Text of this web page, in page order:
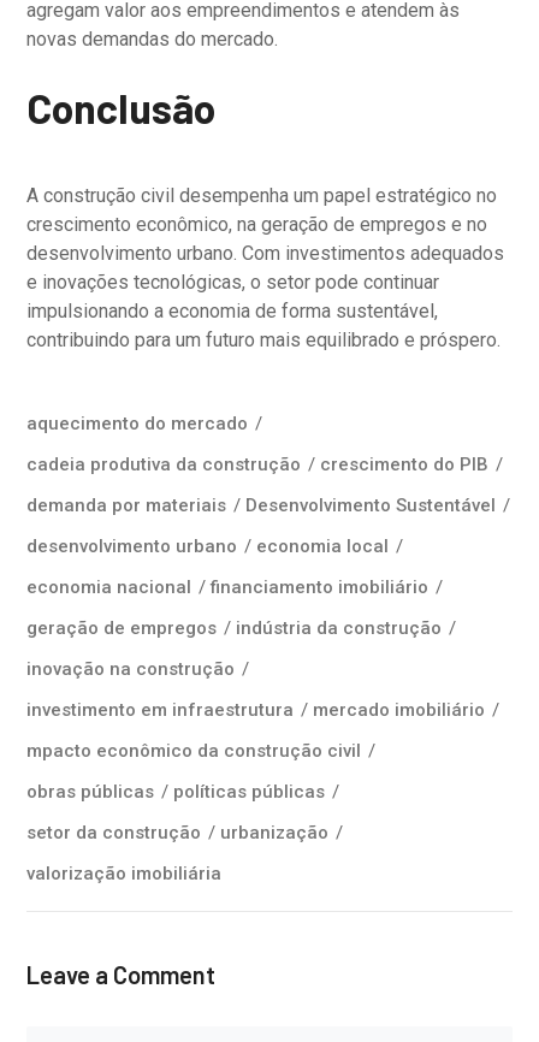
agregam valor aos empreendimentos e atendem às
novas demandas do mercado.
Conclusão
A construção civil desempenha um papel estratégico no
crescimento econômico, na geração de empregos e no
desenvolvimento urbano. Com investimentos adequados
e inovações tecnológicas, o setor pode continuar
impulsionando a economia de forma sustentável,
contribuindo para um futuro mais equilibrado e próspero.
aquecimento do mercado /
cadeia produtiva da construção / crescimento do PIB /
demanda por materiais / Desenvolvimento Sustentável /
desenvolvimento urbano / economia local /
economia nacional /financiamento imobiliário /
geração de empregos / indústria da construção /
inovação na construção /
investimento em infraestrutura / mercado imobiliário /
mpacto econômico da construção civil /
obras públicas / políticas públicas /
setor da construção / urbanização /
valorização imobiliária
Leave a Comment